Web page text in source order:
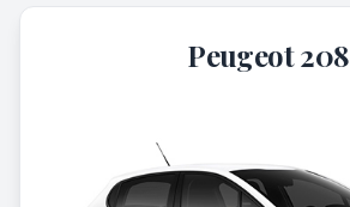
Peugeot 208